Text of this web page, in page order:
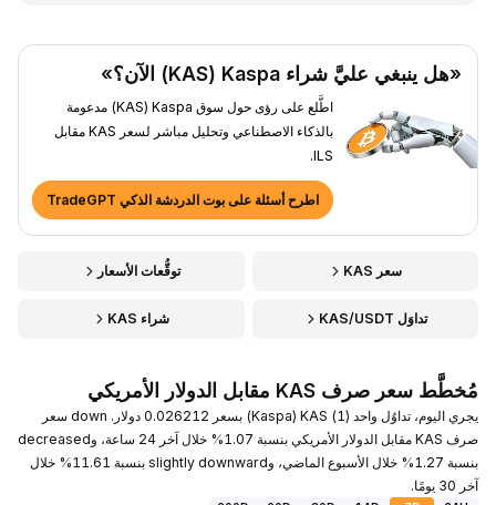
«هل ينبغي عليَّ شراء Kaspa ‏(KAS) الآن؟»
اطَّلع على رؤى حول سوق Kaspa ‏(KAS) مدعومة
بالذكاء الاصطناعي وتحليل مباشر لسعر KAS مقابل
ILS.
اطرح أسئلة على بوت الدردشة الذكي TradeGPT
سعر KAS توقُّعات الأسعار
تداوَل KAS/USDT شراء KAS
مُخطَّط سعر صرف KAS مقابل الدولار الأمريكي
يجري اليوم، تداوُل واحد (1) KAS ‏(Kaspa) بسعر 0.026212 دولار. down سعر
صرف KAS مقابل الدولار الأمريكي بنسبة 1.07% خلال آخر 24 ساعة، وdecreased
بنسبة 1.27% خلال الأسبوع الماضي، وslightly downward بنسبة 11.61% خلال
آخر 30 يومًا.